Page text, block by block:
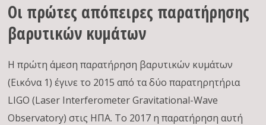
Οι πρώτες απόπειρες παρατήρησης
βαρυτικών κυμάτων
Η πρώτη άμεση παρατήρηση βαρυτικών κυμάτων
(Εικόνα 1) έγινε το 2015 από τα δύο παρατηρητήρια
LIGO (Laser Interferometer Gravitational-Wave
Observatory) στις ΗΠΑ. Το 2017 η παρατήρηση αυτή